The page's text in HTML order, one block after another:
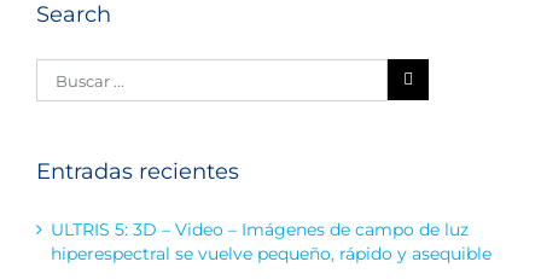
Search
Entradas recientes
ULTRIS 5: 3D – Video – Imágenes de campo de luz
hiperespectral se vuelve pequeño, rápido y asequible